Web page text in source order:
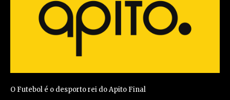
O Futebol é o desporto rei do Apito Final